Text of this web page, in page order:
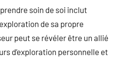
soin de soi inclut
de sa propre
peut se révéler être un allié
d’exploration personnelle et